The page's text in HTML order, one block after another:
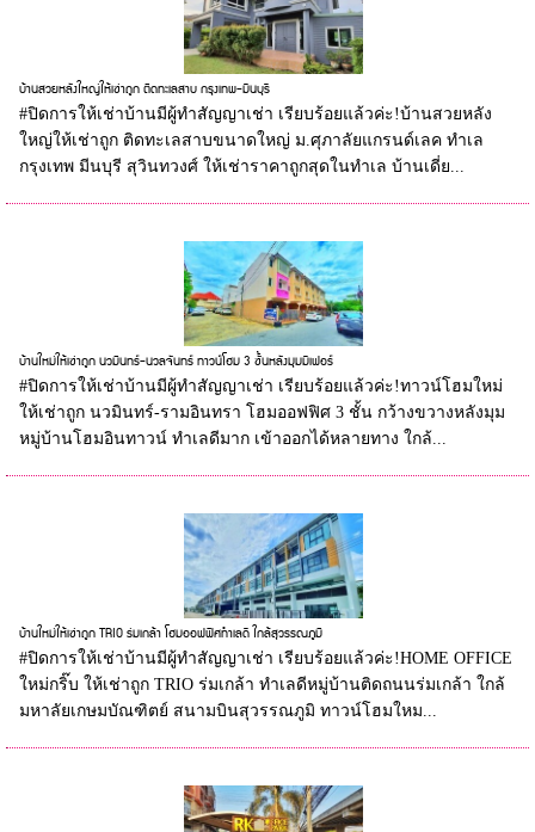
บ้านสวยหลังใหญ่ให้เช่าถูก ติดทะเลสาบ กรุงเทพ-มีนบุรี
#ปิดการให้เช่าบ้านมีผู้ทำสัญญาเช่า เรียบร้อยแล้วค่ะ!บ้านสวยหลัง
ใหญ่ให้เช่าถูก ติดทะเลสาบขนาดใหญ่ ม.ศุภาลัยแกรนด์เลค ทำเล
กรุงเทพ มีนบุรี สุวินทวงศ์ ให้เช่าราคาถูกสุดในทำเล บ้านเดี่ย...
บ้านใหม่ให้เช่าถูก นวมินทร์-นวลจันทร์ ทาวน์โฮม 3 ชั้นหลังมุมมีเฟอร์
#ปิดการให้เช่าบ้านมีผู้ทำสัญญาเช่า เรียบร้อยแล้วค่ะ!ทาวน์โฮมใหม่
ให้เช่าถูก นวมินทร์-รามอินทรา โฮมออฟฟิศ 3 ชั้น กว้างขวางหลังมุม
หมู่บ้านโฮมอินทาวน์ ทำเลดีมาก เข้าออกได้หลายทาง ใกล้...
บ้านใหม่ให้เช่าถูก TRIO ร่มเกล้า โฮมออฟฟิศทำเลดี ใกล้สุวรรณภูมิ
#ปิดการให้เช่าบ้านมีผู้ทำสัญญาเช่า เรียบร้อยแล้วค่ะ!HOME OFFICE
ใหม่กริ๊บ ให้เช่าถูก TRIO ร่มเกล้า ทำเลดีหมู่บ้านติดถนนร่มเกล้า ใกล้
มหาลัยเกษมบัณฑิตย์ สนามบินสุวรรณภูมิ ทาวน์โฮมใหม...